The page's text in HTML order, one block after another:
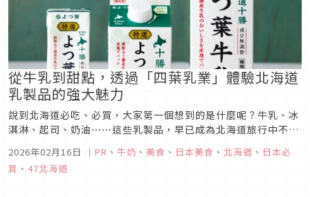
從牛乳到甜點，透過「四葉乳業」體驗北海道
乳製品的強大魅力
說到北海道必吃、必買，大家第一個想到的是什麼呢？牛乳、冰
淇淋、起司、奶油⋯⋯這些乳製品，早已成為北海道旅行中不可
或缺的關鍵字。在日本眾多乳製品品牌之中，四葉乳業被許多日
本人視為「提供高品質牛乳與乳製品的可靠品牌」。
2026年02月16日 ｜ PR 、 牛奶 、 美食 、 日本美食 、 北海道 、 日本必
買 、 47北海道